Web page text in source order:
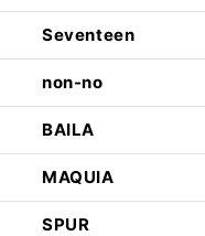
Seventeen
non-no
BAILA
MAQUIA
SPUR